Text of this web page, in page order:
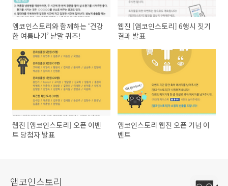
앰코인스토리와 함께하는 ‘건강
한 여름나기’ 낱말 퀴즈!
웹진 [앰코인스토리] 6행시 짓기
결과 발표
웹진 [앰코인스토리] 오픈 이벤
트 당첨자 발표
앰코인스토리 웹진 오픈 기념 이
벤트
앰코인스토리